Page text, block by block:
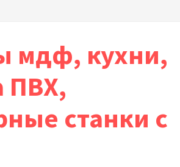
мдф, кухни,
ПВХ,
станки с